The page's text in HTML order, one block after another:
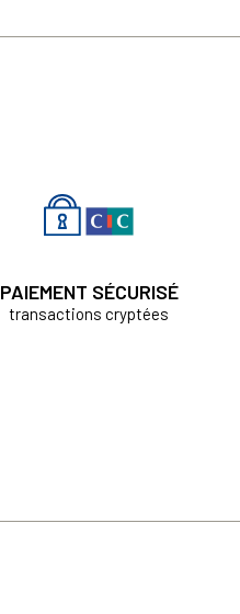
PAIEMENT SÉCURISÉ
transactions cryptées